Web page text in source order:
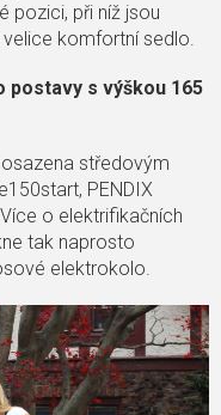
pozici, při níž jsou
komfortní sedlo.
postavy s výškou 165
středovým
PENDIX
o elektrifikačních
tak naprosto
elektrokolo.